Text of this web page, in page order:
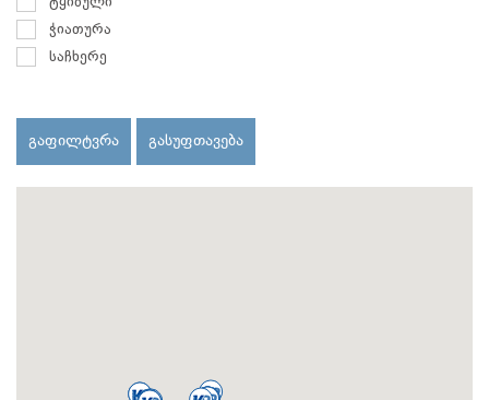
ჭიათურა
საჩხერე
გაფილტვრა გასუფთავება